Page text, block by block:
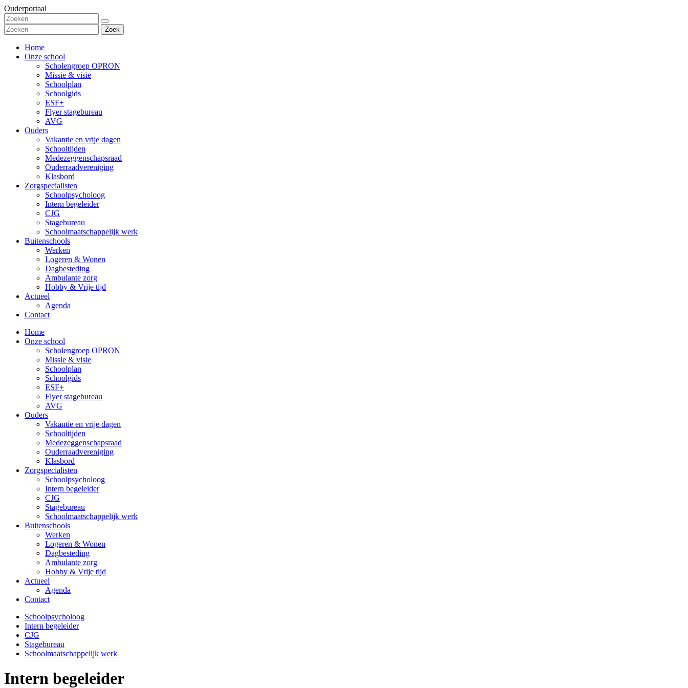
Ouderportaal
Zoek
Home
Onze school
Scholengroep OPRON
Missie & visie
Schoolplan
Schoolgids
ESF+
Flyer stagebureau
AVG
Ouders
Vakantie en vrije dagen
Schooltijden
Medezeggenschapsraad
Ouderraadvereniging
Klasbord
Zorgspecialisten
Schoolpsycholoog
Intern begeleider
CJG
Stagebureau
Schoolmaatschappelijk werk
Buitenschools
Werken
Logeren & Wonen
Dagbesteding
Ambulante zorg
Hobby & Vrije tijd
Actueel
Agenda
Contact
Home
Onze school
Scholengroep OPRON
Missie & visie
Schoolplan
Schoolgids
ESF+
Flyer stagebureau
AVG
Ouders
Vakantie en vrije dagen
Schooltijden
Medezeggenschapsraad
Ouderraadvereniging
Klasbord
Zorgspecialisten
Schoolpsycholoog
Intern begeleider
CJG
Stagebureau
Schoolmaatschappelijk werk
Buitenschools
Werken
Logeren & Wonen
Dagbesteding
Ambulante zorg
Hobby & Vrije tijd
Actueel
Agenda
Contact
Schoolpsycholoog
Intern begeleider
CJG
Stagebureau
Schoolmaatschappelijk werk
Intern begeleider